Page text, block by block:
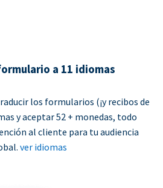
a 11 idiomas
los formularios (¡y recibos de
y aceptar 52 + monedas, todo
al cliente para tu audiencia
ver idiomas